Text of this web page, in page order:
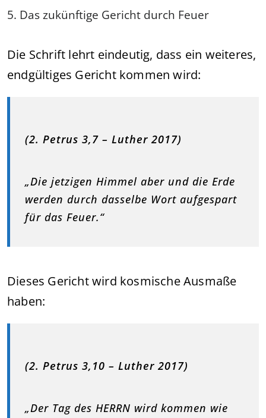
5. Das zukünftige Gericht durch Feuer
Die Schrift lehrt eindeutig, dass ein weiteres,
endgültiges Gericht kommen wird:
(2. Petrus 3,7 – Luther 2017)
„Die jetzigen Himmel aber und die Erde
werden durch dasselbe Wort aufgespart
für das Feuer.“
Dieses Gericht wird kosmische Ausmaße
haben:
(2. Petrus 3,10 – Luther 2017)
„Der Tag des HERRN wird kommen wie